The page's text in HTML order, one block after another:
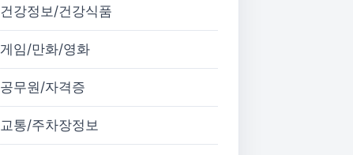
건강정보/건강식품
게임/만화/영화
공무원/자격증
교통/주차장정보